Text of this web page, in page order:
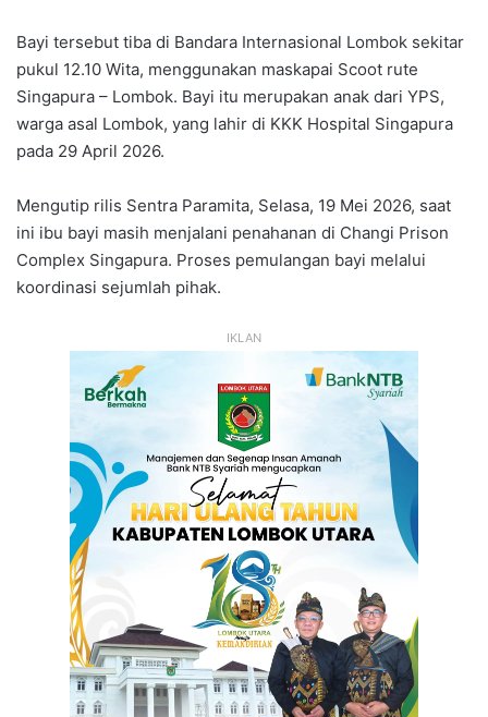
Bayi tersebut tiba di Bandara Internasional Lombok sekitar
pukul 12.10 Wita, menggunakan maskapai Scoot rute
Singapura – Lombok. Bayi itu merupakan anak dari YPS,
warga asal Lombok, yang lahir di KKK Hospital Singapura
pada 29 April 2026.
Mengutip rilis Sentra Paramita, Selasa, 19 Mei 2026, saat
ini ibu bayi masih menjalani penahanan di Changi Prison
Complex Singapura. Proses pemulangan bayi melalui
koordinasi sejumlah pihak.
IKLAN